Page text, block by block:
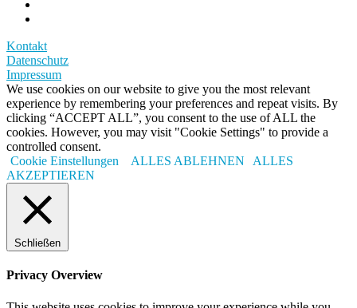
Kontakt
Datenschutz
Impressum
We use cookies on our website to give you the most relevant
experience by remembering your preferences and repeat visits. By
clicking “ACCEPT ALL”, you consent to the use of ALL the
cookies. However, you may visit "Cookie Settings" to provide a
controlled consent.
Cookie Einstellungen
ALLES ABLEHNEN
ALLES
AKZEPTIEREN
Schließen
Privacy Overview